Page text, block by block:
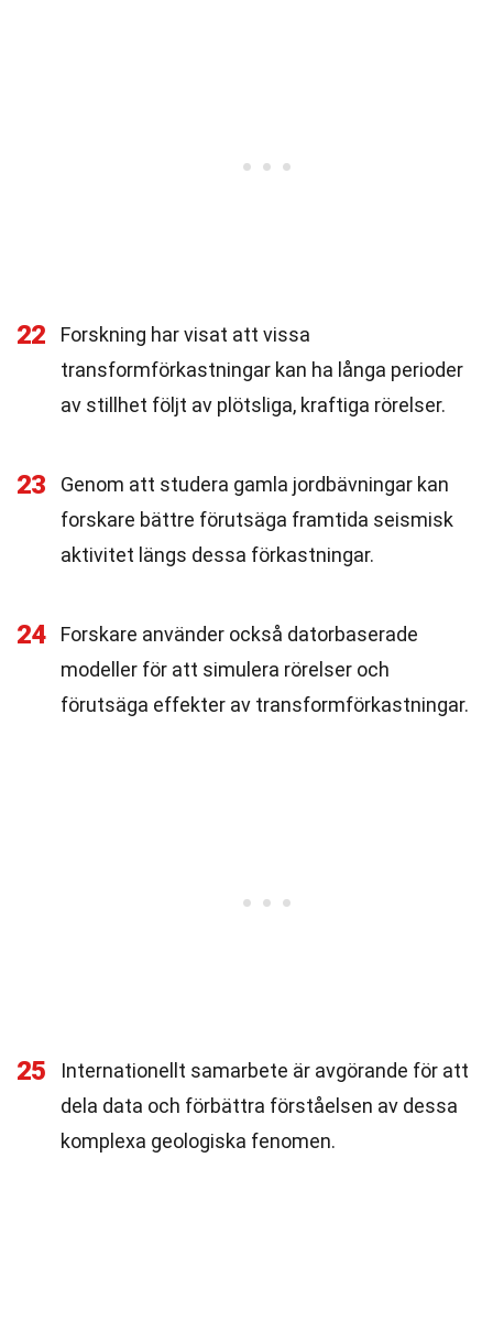
22
Forskning har visat att vissa
transformförkastningar kan ha långa perioder
av stillhet följt av plötsliga, kraftiga rörelser.
23
Genom att studera gamla jordbävningar kan
forskare bättre förutsäga framtida seismisk
aktivitet längs dessa förkastningar.
24
Forskare använder också datorbaserade
modeller för att simulera rörelser och
förutsäga effekter av transformförkastningar.
25
Internationellt samarbete är avgörande för att
dela data och förbättra förståelsen av dessa
komplexa geologiska fenomen.